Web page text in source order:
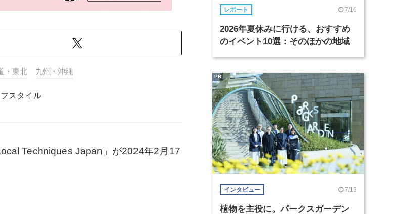
・東北 九州・沖縄
スタイル
Techniques Japan」が2024年2月17
レポート 7/16
2026年夏休みに行ける、おすすめ
のイベント10選：そのほかの地域
インタビュー 7/13
植物を主役に。パークスガーデン
PR